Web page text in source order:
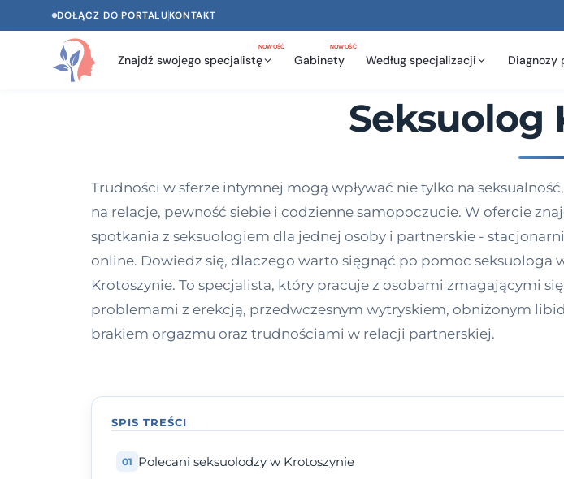
DOŁĄCZ DO PORTALUKONTAKT
Znajdź swojego specjalistę
NOWOŚĆ
Gabinety
NOWOŚĆ
Według specjalizacji Diagnozy
Seksuolog
Trudności w sferze intymnej mogą wpływać nie tylko na
na relacje, pewność siebie i codzienne samopoczucie. W ofercie
spotkania z seksuologiem dla jednej osoby i partnerskie -
online. Dowiedz się, dlaczego warto sięgnąć po pomoc seksuologa
Krotoszynie. To specjalista, który pracuje z osobami zmagającymi
problemami z erekcją, przedwczesnym wytryskiem, obniżonym
brakiem orgazmu oraz trudnościami w relacji partnerskiej.
SPIS TREŚCI
Polecani seksuolodzy w Krotoszynie